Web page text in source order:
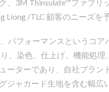
、3M Thinsulate™ファブ
Liong /TLC 顧客のニーズ
パフォーマンスというコ
、染色、仕上げ、機能処
ーターであり、自社ブラ
ジャカード生地を含む幅